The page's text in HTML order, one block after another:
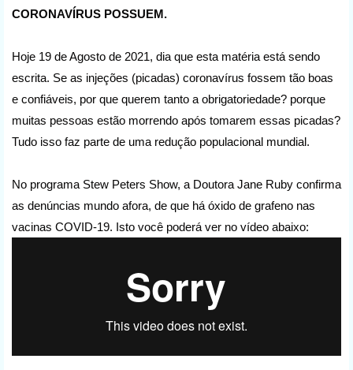
CORONAVÍRUS POSSUEM.
Hoje 19 de Agosto de 2021, dia que esta matéria está sendo
escrita. Se as injeções (picadas) coronavírus fossem tão boas
e confiáveis, por que querem tanto a obrigatoriedade? porque
muitas pessoas estão morrendo após tomarem essas picadas?
Tudo isso faz parte de uma redução populacional mundial.
No programa Stew Peters Show, a Doutora Jane Ruby confirma
as denúncias mundo afora, de que há óxido de grafeno nas
vacinas COVID-19. Isto você poderá ver no vídeo abaixo: